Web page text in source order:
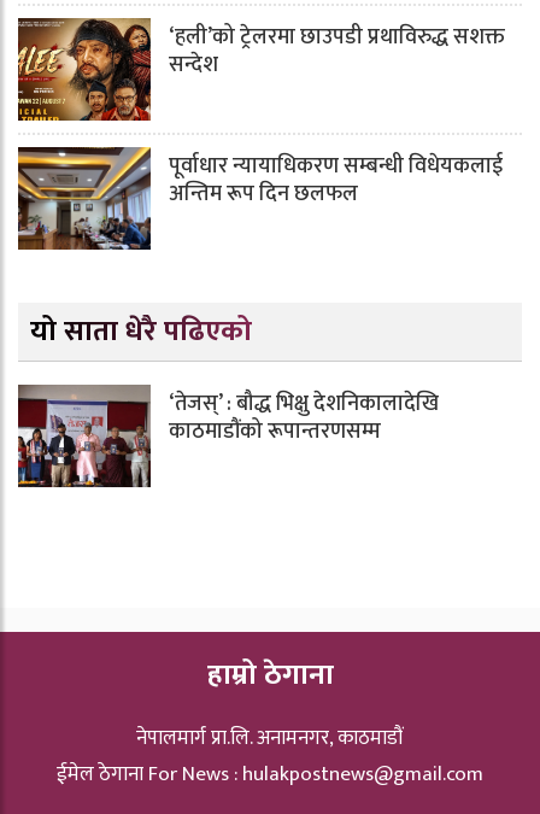
‘हली’को ट्रेलरमा छाउपडी प्रथाविरुद्ध सशक्त
सन्देश
पूर्वाधार न्यायाधिकरण सम्बन्धी विधेयकलाई
अन्तिम रूप दिन छलफल
यो साता धेरै पढिएको
‘तेजस्’ : बौद्ध भिक्षु देशनिकालादेखि
काठमाडौंको रूपान्तरणसम्म
हाम्रो ठेगाना
नेपालमार्ग प्रा.लि. अनामनगर, काठमाडौं
ईमेल ठेगाना For News :hulakpostnews@gmail.com